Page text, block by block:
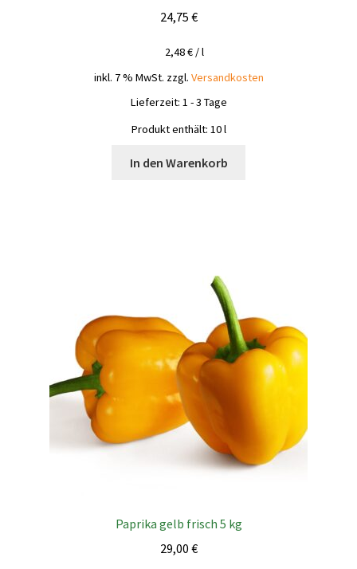
24,75 €
2,48€/l
inkl. 7 % MwSt. zzgl. Versandkosten
Lieferzeit: 1 - 3 Tage
Produkt enthält: 10l
In den Warenkorb
Paprika gelb frisch 5 kg
29,00 €